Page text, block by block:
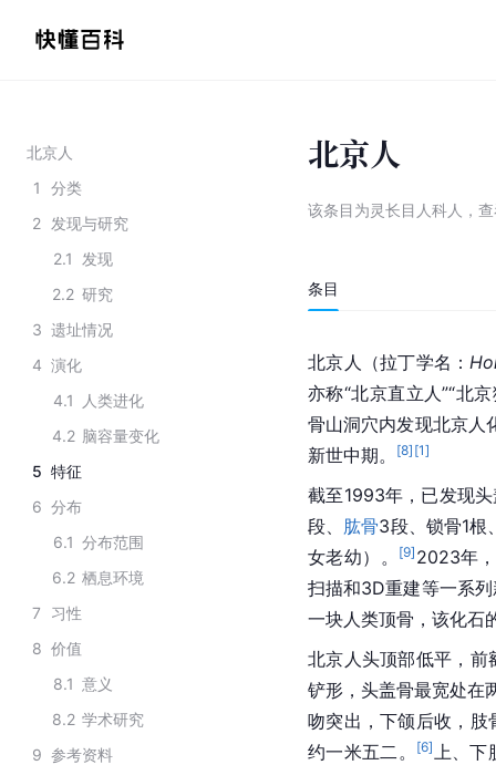
北京人
1
分类
2 发现与研究
2.1
发现
2.2 研究
3 遗址情况
4 演化
4.1
人类进化
4.2 脑容量变化
5 特征
6 分布
6.1 分布范围
6.2 栖息环境
7
习性
8 价值
8.1 意义
8.2 学术研究
9 参考资料
北京人
该条目为灵长目人科人 ，
条目
北京人（拉丁学名：
亦称“北京直立人”“北
骨山洞穴内发现北京人
新世中期。
[8] [1]
截至1993年，已发现
段、 肱骨3段、锁骨1根
女老幼）。
[9] 2023年，
扫描和3D重建等一系
一块人类顶骨，该化石
北京人头顶部低平，前
铲形，头盖骨最宽处在
吻突出，下颌后收，肢
约一米五二。
[6] 上、